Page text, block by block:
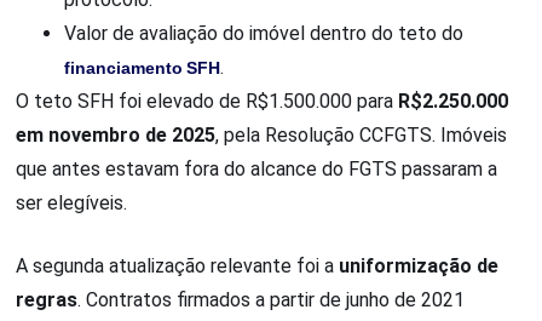
Valor de avaliação do imóvel dentro do teto do
financiamento SFH.
O teto SFH foi elevado de R$1.500.000 para R$2.250.000
em novembro de 2025, pela Resolução CCFGTS. Imóveis
que antes estavam fora do alcance do FGTS passaram a
ser elegíveis.
A segunda atualização relevante foi a uniformização de
regras. Contratos firmados a partir de junho de 2021